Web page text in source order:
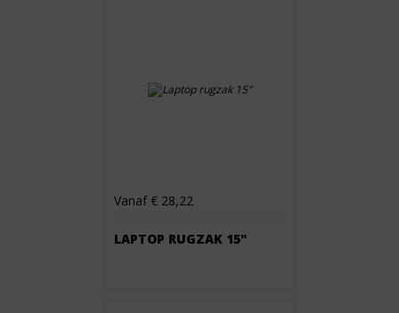
Vanaf € 28,22
LAPTOP RUGZAK 15"